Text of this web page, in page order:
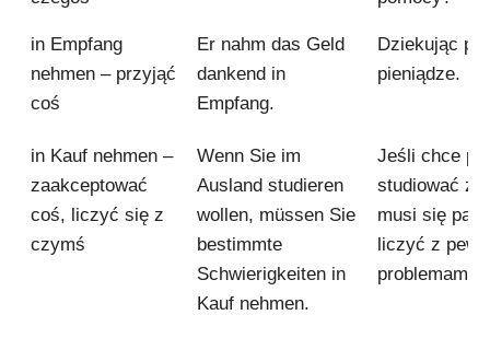
in Empfang
nehmen – przyjąć
coś
Er nahm das Geld
dankend in
Empfang.
Dziekując
pieniądze.
in Kauf nehmen –
zaakceptować
coś, liczyć się z
czymś
Wenn Sie im
Ausland studieren
wollen, müssen Sie
bestimmte
Schwierigkeiten in
Kauf nehmen.
Jeśli chce
studiować za
musi się
liczyć z
problemami.